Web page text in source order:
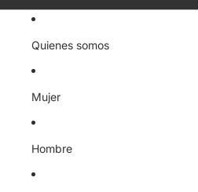
Quienes somos
Mujer
Hombre